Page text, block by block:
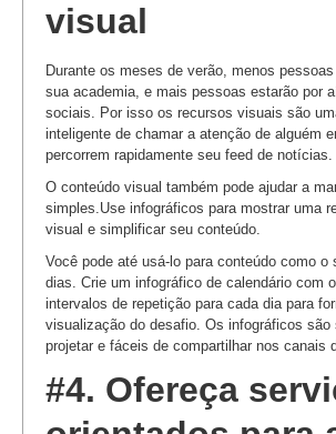
visual
Durante os meses de verão, menos
sua academia, e mais pessoas estarão por
sociais. Por isso os recursos visuais são
inteligente de chamar a atenção de alguém
percorrem rapidamente seu feed de notícias.
O conteúdo visual também pode ajudar a
simples.Use infográficos para mostrar uma
visual e simplificar seu conteúdo.
Você pode até usá-lo para conteúdo como o
dias. Crie um infográfico de calendário com
intervalos de repetição para cada dia para
visualização do desafio. Os infográficos são
projetar e fáceis de compartilhar nos canais
#4. Ofereça